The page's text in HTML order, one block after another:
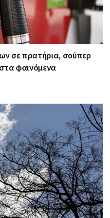
σε πρατήρια, σούπερ
φαινόμενα